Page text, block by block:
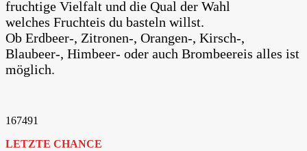
fruchtige Vielfalt und die Qual der Wahl
welches Fruchteis du basteln willst.
Ob Erdbeer-, Zitronen-, Orangen-, Kirsch-,
Blaubeer-, Himbeer- oder auch Brombeereis alles ist
möglich.
167491
LETZTE CHANCE